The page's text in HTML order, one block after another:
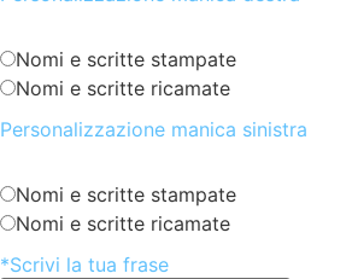
Nomi e scritte stampate
Nomi e scritte ricamate
Personalizzazione manica sinistra
Nomi e scritte stampate
Nomi e scritte ricamate
*Scrivi la tua frase